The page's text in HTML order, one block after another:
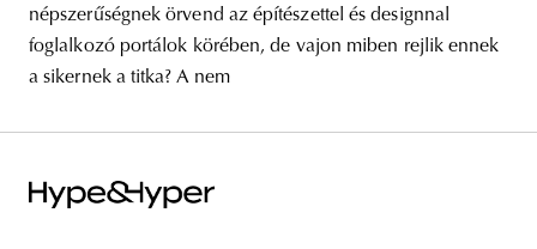
népszerűségnek örvend az építészettel és designnal
foglalkozó portálok körében, de vajon miben rejlik ennek
a sikernek a titka? A nem